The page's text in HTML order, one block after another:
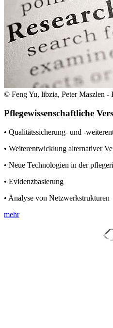
© Feng Yu, libzia, Peter Maszlen -
Pflegewissenschaftliche
• Qualitätssicherung- und -
• Weiterentwicklung alternativer
• Neue Technologien in der
• Evidenzbasierung
• Analyse von Netzwerkstrukturen
mehr